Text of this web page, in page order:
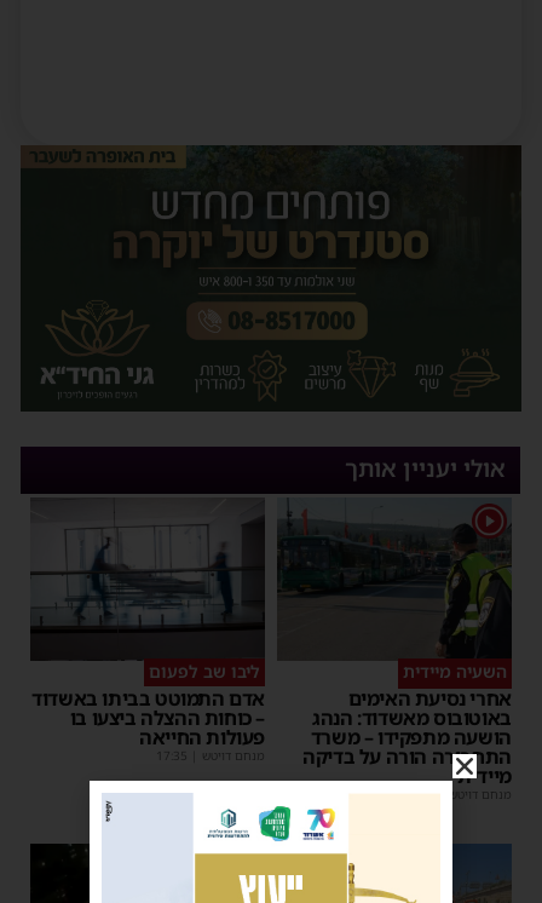
אולי יעניין אותך
1
השעיה מיידית
אחרי נסיעת האימים
באוטובוס מאשדוד: הנהג
הושעה מתפקידו – משרד
התחבורה הורה על בדיקה
מיידית
מנחם דויטש |
17:44
ליבו שב לפעום
אדם התמוטט בביתו באשדוד
– כוחות ההצלה ביצעו בו
פעולות החייאה
מנחם דויטש 17:35
1